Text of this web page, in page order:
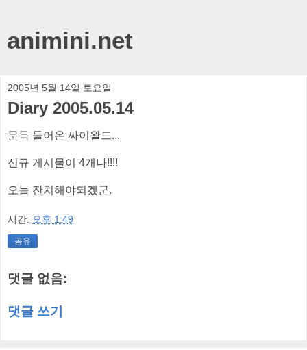
animini.net
2005년 5월 14일 토요일
Diary 2005.05.14
문득 들어온 싸이왈드...
신규 게시물이 4개나!!!!
오늘 잔치해야되겠군.
시간: 오후 1:49
공유
댓글 없음:
댓글 쓰기